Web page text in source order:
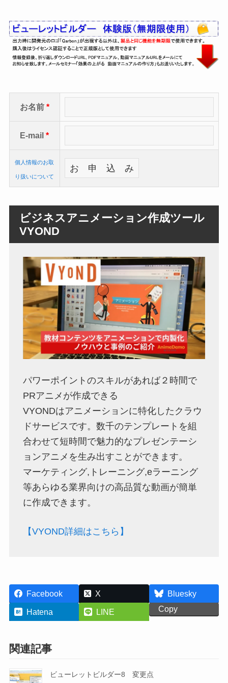
お名前 *
E-mail *
個人情報のお取
り扱いについて
ビジネスアニメーション作成ツール
VYOND
パワーポイントのスキルがあれば２時間で
PRアニメが作成できる
VYONDはアニメーションに特化したクラウ
ドサービスです。数千のテンプレートを組
合わせて短時間で魅力的なプレゼンテーシ
ョンアニメを生み出すことができます。
マーケティング,トレーニング,eラーニング
等あらゆる業界向けの高品質な動画が簡単
に作成できます。
【VYOND詳細はこちら】
Facebook X
Bluesky
Hatena
LINE Copy
関連記事
ビューレットビルダー8 変更点